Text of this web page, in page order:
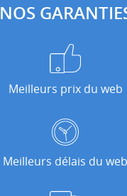
NOS
Meilleurs prix du web
Meilleurs délais du web